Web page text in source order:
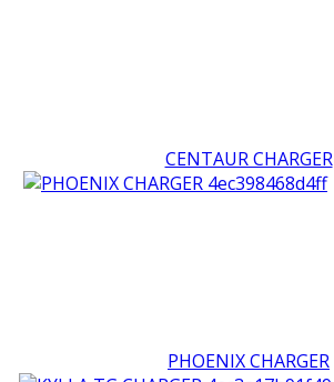
CENTAUR CHARGER
PHOENIX CHARGER